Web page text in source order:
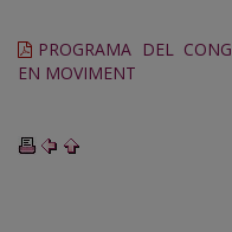
PROGRAMA DEL
EN MOVIMENT